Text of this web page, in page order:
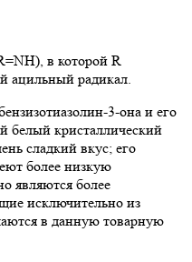
в которой R
ацильный радикал.
3-она и его
белый кристаллический
сладкий вкус; его
более низкую
являются более
исключительно из
в данную товарную